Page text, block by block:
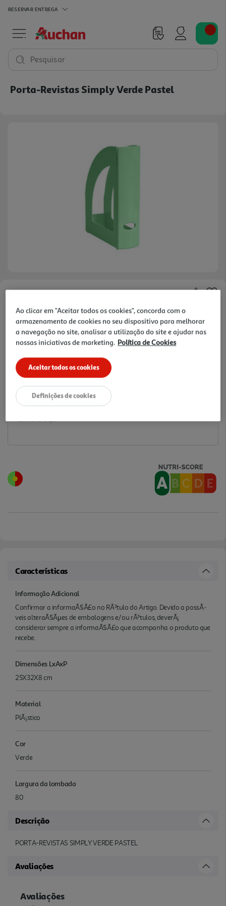
RESERVAR ENTREGA
Pesquisar
Porta-Revistas Simply Verde Pastel
Ref. / EAN:5602736424034
3,99 €
Notas de preparação
Características
Informação Adicional
Confirmar a informaÃ§Ã£o no RÃ³tulo do Artigo. Devido a possÃ­
veis alteraÃ§Ãµes de embalagens e/ou rÃ³tulos, deverÃ¡
considerar sempre a informaÃ§Ã£o que acompanha o produto que
recebe.
Dimensões LxAxP
25X32X8 cm
Material
PlÃ¡stico
Cor
Verde
Largura da lombada
80
Descrição
PORTA-REVISTAS SIMPLY VERDE PASTEL
Avaliações
Ao clicar em "Aceitar todos os cookies", concorda com o
armazenamento de cookies no seu dispositivo para melhorar
a navegação no site, analisar a utilização do site e ajudar nas
nossas iniciativas de marketing. Política de Cookies
Aceitar todos os cookies
Definições de cookies